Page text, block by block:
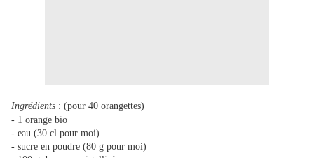
Ingrédients : (pour 40 orangettes)
- 1 orange bio
- eau (30 cl pour moi)
- sucre en poudre (80 g pour moi)